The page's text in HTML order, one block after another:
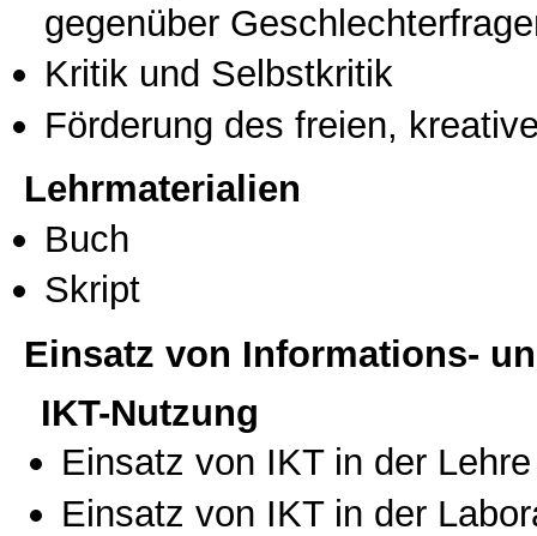
gegenüber
Kritik und Selbstkritik
Förderung des freien,
Lehrmaterialien
Buch
Skript
Einsatz von Informations-
IKT-Nutzung
Einsatz von IKT in der Lehre
Einsatz von IKT in der